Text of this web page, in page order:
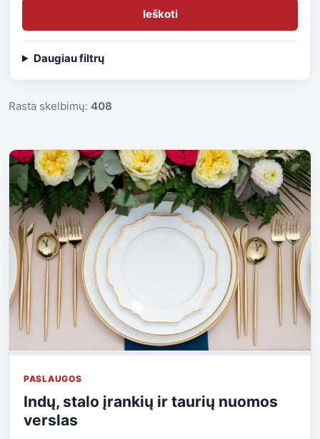
Ieškoti
Daugiau filtrų
Rasta skelbimų: 408
PASLAUGOS
Indų, stalo įrankių ir taurių nuomos
verslas